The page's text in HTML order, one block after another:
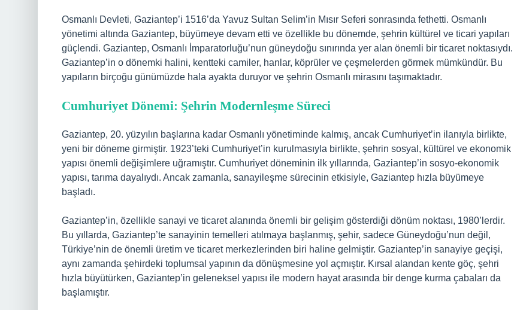
Osmanlı Devleti, Gaziantep’i 1516’da Yavuz Sultan Selim’in Mısır Seferi sonrasında fethetti. Osmanlı
yönetimi altında Gaziantep, büyümeye devam etti ve özellikle bu dönemde, şehrin kültürel ve ticari yapıları
güçlendi. Gaziantep, Osmanlı İmparatorluğu’nun güneydoğu sınırında yer alan önemli bir ticaret noktasıydı.
Gaziantep’in o dönemki halini, kentteki camiler, hanlar, köprüler ve çeşmelerden görmek mümkündür. Bu
yapıların birçoğu günümüzde hala ayakta duruyor ve şehrin Osmanlı mirasını taşımaktadır.
Cumhuriyet Dönemi: Şehrin Modernleşme Süreci
Gaziantep, 20. yüzyılın başlarına kadar Osmanlı yönetiminde kalmış, ancak Cumhuriyet’in ilanıyla birlikte,
yeni bir döneme girmiştir. 1923’teki Cumhuriyet’in kurulmasıyla birlikte, şehrin sosyal, kültürel ve ekonomik
yapısı önemli değişimlere uğramıştır. Cumhuriyet döneminin ilk yıllarında, Gaziantep’in sosyo-ekonomik
yapısı, tarıma dayalıydı. Ancak zamanla, sanayileşme sürecinin etkisiyle, Gaziantep hızla büyümeye
başladı.
Gaziantep’in, özellikle sanayi ve ticaret alanında önemli bir gelişim gösterdiği dönüm noktası, 1980’lerdir.
Bu yıllarda, Gaziantep’te sanayinin temelleri atılmaya başlanmış, şehir, sadece Güneydoğu’nun değil,
Türkiye’nin de önemli üretim ve ticaret merkezlerinden biri haline gelmiştir. Gaziantep’in sanayiye geçişi,
aynı zamanda şehirdeki toplumsal yapının da dönüşmesine yol açmıştır. Kırsal alandan kente göç, şehri
hızla büyütürken, Gaziantep’in geleneksel yapısı ile modern hayat arasında bir denge kurma çabaları da
başlamıştır.